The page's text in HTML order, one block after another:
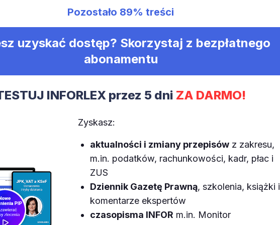
Pozostało 89% treści
uzyskać dostęp? Skorzystaj z bezpłatnego
abonamentu
INFORLEX przez 5 dni ZA DARMO!
Zyskasz:
aktualności i zmiany przepisówz zakresu,
m.in. podatków, rachunkowości, kadr, płac i
ZUS
Dziennik Gazetę Prawną, szkolenia, książki i
komentarze ekspertów
czasopisma INFOR m.in. Monitor